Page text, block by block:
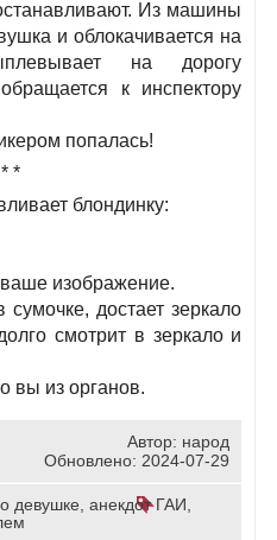
Из машины
и облокачивается на
на дорогу
к инспектору
попалась!
*
блондинку:
ваше изображение.
достает зеркало
смотрит в зеркало и
вы из органов.
Автор: народ
Обновлено: 2024-07-29
девушке ,анекдот ГАИ